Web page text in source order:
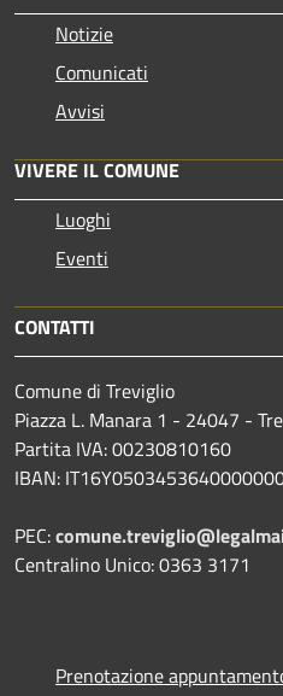
Notizie
Comunicati
Avvisi
VIVERE IL COMUNE
Luoghi
Eventi
CONTATTI
Comune di Treviglio
Piazza L. Manara 1 - 24047 -
Partita IVA: 00230810160
IBAN:
PEC:
Centralino Unico: 0363 3171
Prenotazione